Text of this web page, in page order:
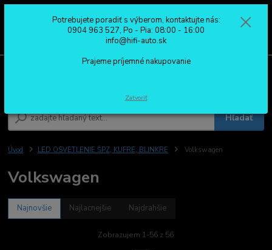
Hľadať
0904 963 527
Po - Pia: 08:00 - 16:00
Úvod LED OSVETLENIE ŠPZ, KUFRE, BLINKRE Volkswagen
Volkswagen
Najnovšie Najlacnejšie Najdrahšie
Zobrazujem 1-56 z 56
Potrebujete poradiť s výberom, kontaktujte nás:
0904 963 527, Po - Pia: 08:00 - 16:00
info@hifi-auto.sk
Prajeme príjemné nakupovanie
Zatvoriť